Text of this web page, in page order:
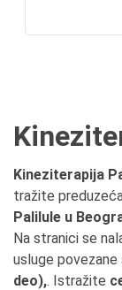
Kineziterapija
tražite
Palilule u
Na stranici se
usluge povezane
deo),. Istražite